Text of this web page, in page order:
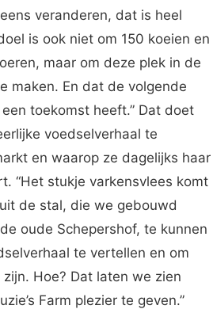
veranderen, dat is heel
is ook niet om 150 koeien en
maar om deze plek in de
maken. En dat de volgende
toekomst heeft.” Dat doet
voedselverhaal te
en waarop ze dagelijks haar
“Het stukje varkensvlees komt
de stal, die we gebouwd
oude Schepershof, te kunnen
te vertellen en om
Hoe? Dat laten we zien
Farm plezier te geven.”